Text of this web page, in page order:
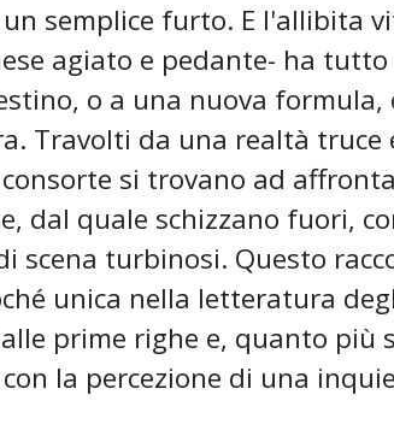
semplice furto. E l'allibita
agiato e pedante- ha
o a una nuova
Travolti da una realtà truce
si trovano ad
dal quale schizzano fuori,
scena turbinosi. Questo
unica nella letteratura
prime righe e, quanto più
con la percezione di una